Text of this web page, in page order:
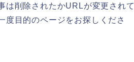
は削除されたかURLが変更されて
度目的のページをお探しくださ